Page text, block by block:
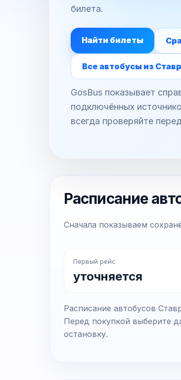
билета.
Найти билеты
Все автобусы из
GosBus показывает
подключённых
всегда проверяйте
Расписание
Сначала показываем
Первый рейс
уточняется
Расписание автобусов
Перед покупкой выберите
остановку.